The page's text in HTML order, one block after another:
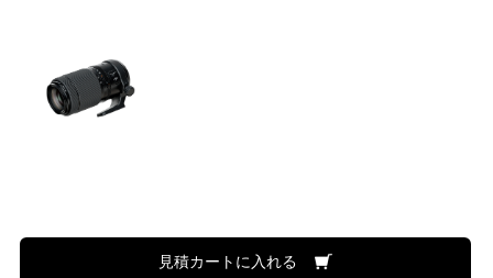
見積カートに入れる